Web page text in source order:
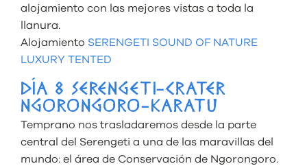
alojamiento con las mejores vistas a toda la
llanura.
Alojamiento SERENGETI SOUND OF NATURE
LUXURY TENTED
DÍA 8 SERENGETI-CRATER
NGORONGORO-KARATU
Temprano nos trasladaremos desde la parte
central del Serengeti a una de las maravillas del
mundo: el área de Conservación de Ngorongoro.